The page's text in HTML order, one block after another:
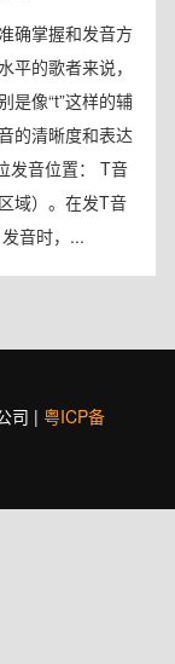
确掌握和发音方
平的歌者来说，
是像“t”这样的辅
的清晰度和表达
发音位置： T音
域）。在发T音
音时，...
司 | 粤ICP备